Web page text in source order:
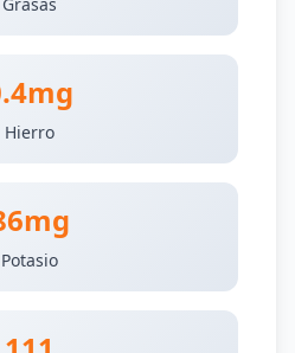
Hierro
Potasio